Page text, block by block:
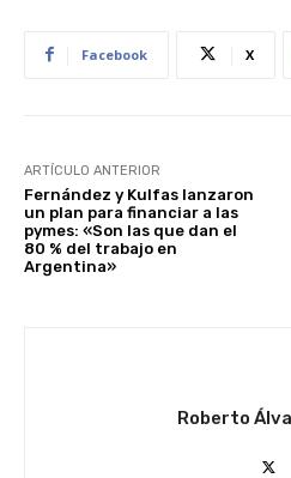
Facebook X
ARTÍCULO ANTERIOR
Fernández y Kulfas lanzaron
un plan para financiar a las
pymes: «Son las que dan el
80 % del trabajo en
Argentina»
Roberto